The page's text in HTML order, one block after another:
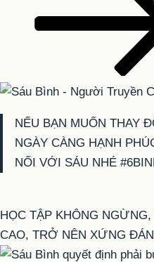
NẾU BẠN MUỐN THAY
NGÀY CÀNG HẠNH
NỐI VỚI SÁU NHÉ
HỌC TẬP KHÔNG
CAO, TRỞ NÊN XỨNG